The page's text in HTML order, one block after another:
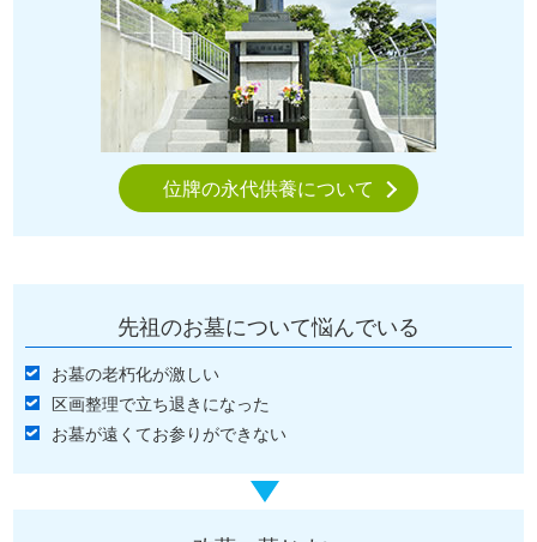
位牌の永代供養について
先祖のお墓について悩んでいる
お墓の老朽化が激しい
区画整理で立ち退きになった
お墓が遠くてお参りができない